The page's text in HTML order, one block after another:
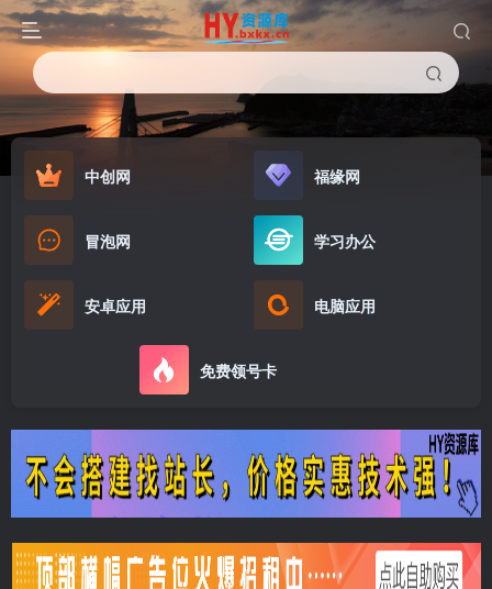
中创网 福缘网
冒泡网 学习办公
安卓应用 电脑应用
免费领号卡